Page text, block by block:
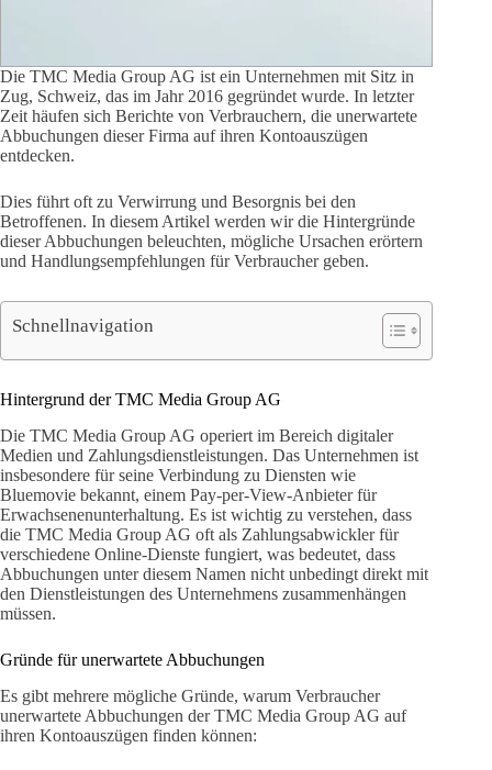
Die TMC Media Group AG ist ein Unternehmen mit Sitz in
Zug, Schweiz, das im Jahr 2016 gegründet wurde. In letzter
Zeit häufen sich Berichte von Verbrauchern, die unerwartete
Abbuchungen dieser Firma auf ihren Kontoauszügen
entdecken.
Dies führt oft zu Verwirrung und Besorgnis bei den
Betroffenen. In diesem Artikel werden wir die Hintergründe
dieser Abbuchungen beleuchten, mögliche Ursachen erörtern
und Handlungsempfehlungen für Verbraucher geben.
Schnellnavigation
Hintergrund der TMC Media Group AG
Die TMC Media Group AG operiert im Bereich digitaler
Medien und Zahlungsdienstleistungen. Das Unternehmen ist
insbesondere für seine Verbindung zu Diensten wie
Bluemovie bekannt, einem Pay-per-View-Anbieter für
Erwachsenenunterhaltung. Es ist wichtig zu verstehen, dass
die TMC Media Group AG oft als Zahlungsabwickler für
verschiedene Online-Dienste fungiert, was bedeutet, dass
Abbuchungen unter diesem Namen nicht unbedingt direkt mit
den Dienstleistungen des Unternehmens zusammenhängen
müssen.
Gründe für unerwartete Abbuchungen
Es gibt mehrere mögliche Gründe, warum Verbraucher
unerwartete Abbuchungen der TMC Media Group AG auf
ihren Kontoauszügen finden können: